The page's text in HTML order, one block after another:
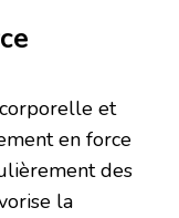
et
en force
des
la